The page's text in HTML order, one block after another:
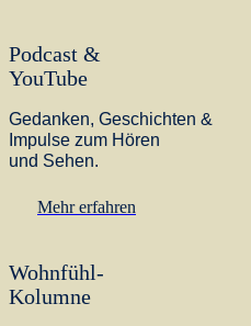
Podcast &
YouTube
Gedanken, Geschichten &
Impulse zum Hören
und Sehen.
Mehr erfahren
Wohnfühl-
Kolumne